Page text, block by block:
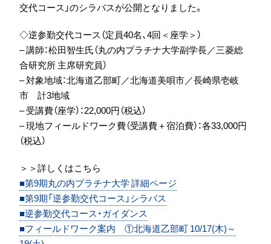
交代コース」のシラバスが公開となりました。
◇逆参勤交代コース（定員40名、4回＜座学＞）
– 講師：松田智生氏（丸の内プラチナ大学副学長／三菱総
合研究所 主席研究員）
– 対象地域：北海道乙部町／北海道美唄市／長崎県壱岐
市 計3地域
– 受講費（座学）：22,000円（税込）
– 現地フィールドワーク費（受講費＋宿泊費）：各33,000円
（税込）
＞＞詳しくはこちら
■第9期丸の内プラチナ大学 詳細ページ
■第9期「逆参勤交代コース」シラバス
■逆参勤交代コース・ガイダンス
■フィールドワーク案内 ①北海道乙部町 10/17(木)～